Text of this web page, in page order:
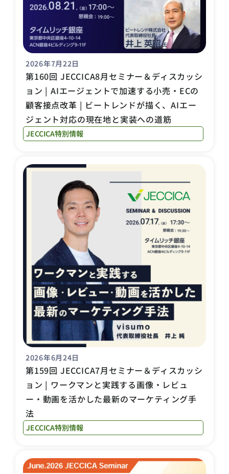
2026年7月22日
第160回 JECCICA8月セミナー＆ディスカッシ
ョン | AIエージェントで加速する小売・ECの
顧客接点改革 | ビートレンドが描く、AIエー
ジェント対応の現在地と実装への道筋
JECCICA特別情報
2026年6月24日
第159回 JECCICA7月セミナー＆ディスカッシ
ョン | ワークマンと実践する画像・レビュ
ー・動画を活かした最新のマーケティング手
法
JECCICA特別情報